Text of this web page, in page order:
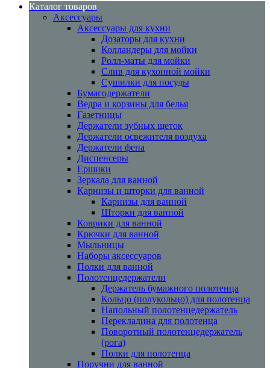
Каталог товаров
Аксессуары
Аксессуары для кухни
Дозаторы для кухни
Колландеры для мойки
Ролл-маты для мойки
Слив для кухонной мойки
Сушилки для посуды
Бумагодержатели
Ведра и корзины для белья
Газетницы
Держатели зубных щеток
Держатели освежителя воздуха
Держатели фена
Диспенсеры
Ершики
Зеркала для ванной
Карнизы и шторки для ванной
Карнизы для ванной
Шторки для ванной
Коврики для ванной
Крючки для ванной
Мыльницы
Наборы аксессуаров
Полки для ванной
Полотенцедержатели
Держатель бумажного полотенца
Кольцо (полукольцо) для полотенца
Напольный полотенцедержатель
Перекладина для полотенца
Поворотный полотенцедержатель
(рога)
Полки для полотенца
Поручни для ванной